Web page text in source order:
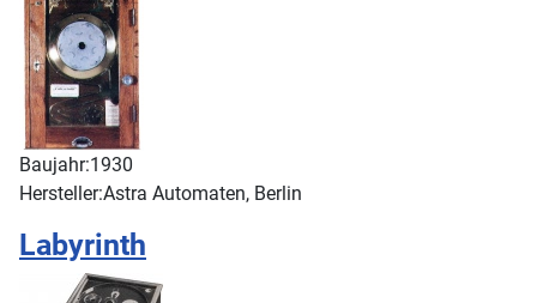
Baujahr:1930
Hersteller:Astra Automaten, Berlin
Labyrinth